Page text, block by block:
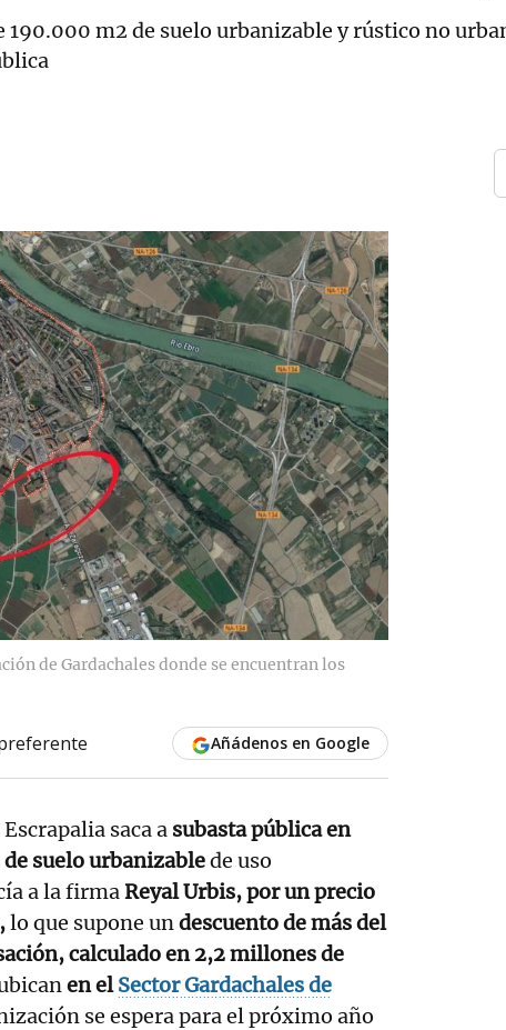
190.000 m2 de suelo urbanizable y rústico no
de Gardachales donde se encuentran los
Añádenos en Google
saca a subasta pública en
suelo urbanizablede uso
a la firmaReyal Urbis, por un precio
lo que supone undescuento de más del
calculado en 2,2 millones de
en elSector Gardachales de
se espera para el próximo año